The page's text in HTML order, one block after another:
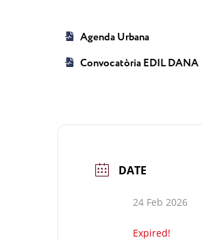
Agenda Urbana
Convocatòria EDIL DANA
DATE
24 Feb 2026
Expired!